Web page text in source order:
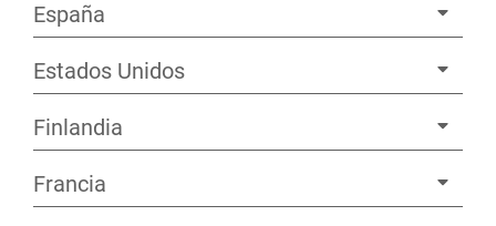
España
Estados Unidos
Finlandia
Francia